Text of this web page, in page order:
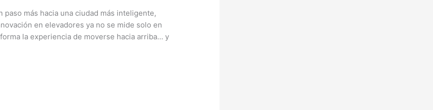
más hacia una ciudad más inteligente,
en elevadores ya no se mide solo en
la experiencia de moverse hacia arriba… y